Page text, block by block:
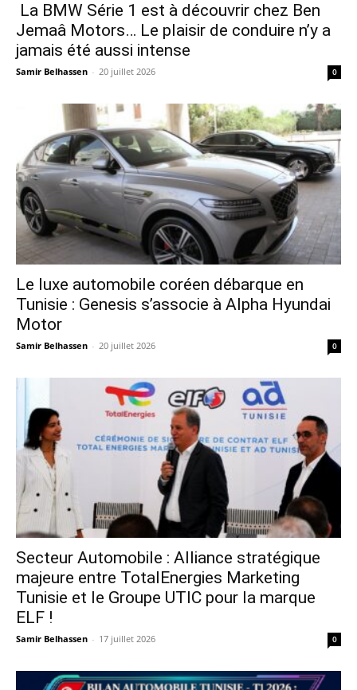
La BMW Série 1 est à découvrir chez Ben
Jemaâ Motors… Le plaisir de conduire n’y a
jamais été aussi intense
Samir Belhassen - 20 juillet 2026 0
Le luxe automobile coréen débarque en
Tunisie : Genesis s’associe à Alpha Hyundai
Motor
Samir Belhassen - 20 juillet 2026 0
Secteur Automobile : Alliance stratégique
majeure entre TotalEnergies Marketing
Tunisie et le Groupe UTIC pour la marque
ELF !
Samir Belhassen - 17 juillet 2026 0